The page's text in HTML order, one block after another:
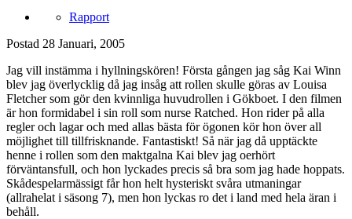
Rapport
Postad 28 Januari, 2005
Jag vill instämma i hyllningskören! Första gången jag såg Kai Winn
blev jag överlycklig då jag insåg att rollen skulle göras av Louisa
Fletcher som gör den kvinnliga huvudrollen i Gökboet. I den filmen
är hon formidabel i sin roll som nurse Ratched. Hon rider på alla
regler och lagar och med allas bästa för ögonen kör hon över all
möjlighet till tillfrisknande. Fantastiskt! Så när jag då upptäckte
henne i rollen som den maktgalna Kai blev jag oerhört
förväntansfull, och hon lyckades precis så bra som jag hade hoppats.
Skådespelarmässigt får hon helt hysteriskt svåra utmaningar
(allrahelat i säsong 7), men hon lyckas ro det i land med hela äran i
behåll.